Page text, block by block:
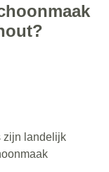
zijn landelijk